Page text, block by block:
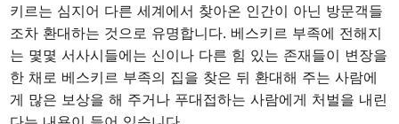
키르는 심지어 다른 세계에서 찾아온 인간이 아닌 방문객들
조차 환대하는 것으로 유명합니다. 베스키르 부족에 전해지
는 몇몇 서사시들에는 신이나 다른 힘 있는 존재들이 변장을
한 채로 베스키르 부족의 집을 찾은 뒤 환대해 주는 사람에
게 많은 보상을 해 주거나 푸대접하는 사람에게 처벌을 내린